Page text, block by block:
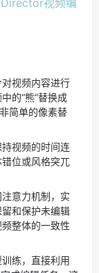
视频内容进行
的“熊”替换成
简单的像素替
视频的时间连
位或风格突兀
意力机制，实
和保护未编辑
整体的一致性
练，直接利用